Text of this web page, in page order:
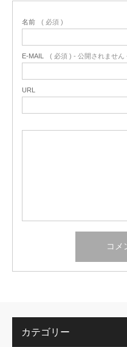
名前 ( 必須 )
E-MAIL ( 必須 ) - 公開されません
URL
カテゴリー